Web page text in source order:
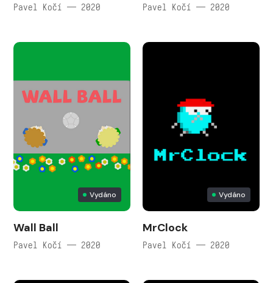
Pavel Kočí — 2020 Pavel Kočí — 2020
Vydáno
Wall Ball
Pavel Kočí — 2020
Vydáno
MrClock
Pavel Kočí — 2020